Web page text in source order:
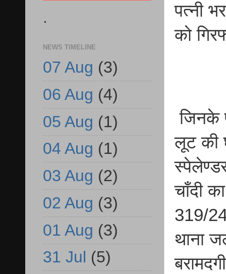
पत्नी
को
जिनके
लूट की
चाँदी
319/
थाना
.
NEWS TIMELINE
07 Aug (3)
06 Aug (4)
05 Aug (1)
04 Aug (1)
03 Aug (2)
02 Aug (3)
01 Aug (3)
31 Jul (5)